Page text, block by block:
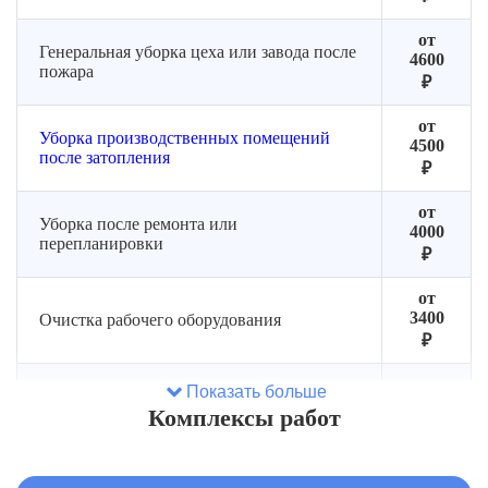
вентиляции:
решеток
воздуховодов
Генеральная уборка цеха или завода после
пожара
от
4600
₽
Уборка производственных помещений
после затопления
от
4500
₽
Уборка после ремонта или
перепланировки
от
4000
₽
Очистка рабочего оборудования
от
3400
₽
Роторная чистка половот въевшихся
пятен и налета
Показать больше
Комплексы работ